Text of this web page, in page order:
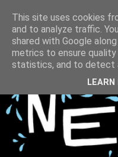
This site uses cookies
and to analyze traffic.
shared with Google
metrics to ensure
statistics, and to detect
LEARN